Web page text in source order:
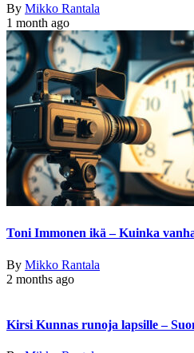
By Mikko Rantala
1 month ago
Toni Immonen ikä – Kuinka
By Mikko Rantala
2 months ago
Kirsi Kunnas runoja lapsille –